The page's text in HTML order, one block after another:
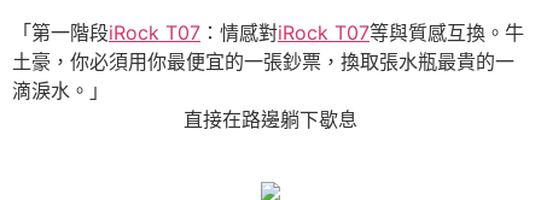
「第一階段iRock T07 ：情感對iRock T07等與質感互換。牛
土豪，你必須用你最便宜的一張鈔票，換取張水瓶最貴的一
滴淚水。」
直接在路邊躺下歇息